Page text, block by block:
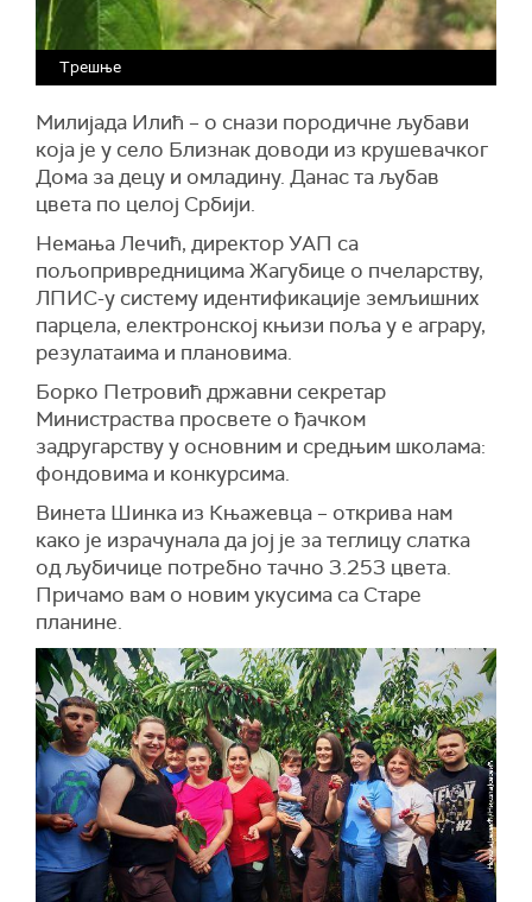
Трешње
Милијада Илић – о снази породичне љубави
која је у село Близнак доводи из крушевачког
Дома за децу и омладину. Данас та љубав
цвета по целој Србији.
Немања Лечић, директор УАП са
пољопривредницима Жагубице о пчеларству,
ЛПИС-у систему идентификације земљишних
парцела, електронској књизи поља у е аграру,
резулатаима и плановима.
Борко Петровић државни секретар
Министраства просвете о ђачком
задругарству у основним и средњим школама:
фондовима и конкурсима.
Винета Шинка из Књажевца – открива нам
како је израчунала да јој је за теглицу слатка
од љубичице потребно тачно 3.253 цвета.
Причамо вам о новим укусима са Старе
планине.